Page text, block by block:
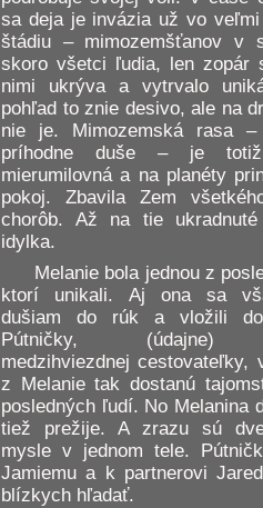
sa deja je invázia už vo veľmi
štádiu – mimozemšťanov v
skoro všetci ľudia, len zopár
nimi ukrýva a vytrvalo
pohľad to znie desivo, ale na
nie je. Mimozemská rasa
príhodne duše – je totiž
mierumilovná a na planéty
pokoj. Zbavila Zem
chorôb. Až na tie
idylka.
Melanie bola jednou z
ktorí unikali. Aj ona sa
dušiam do rúk a vložili
Pútničky, (údajne)
medzihviezdnej cestovateľky,
z Melanie tak dostanú
posledných ľudí. No Melanina
tiež prežije. A zrazu sú
mysle v jednom tele.
Jamiemu a k partnerovi
blízkych hľadať.